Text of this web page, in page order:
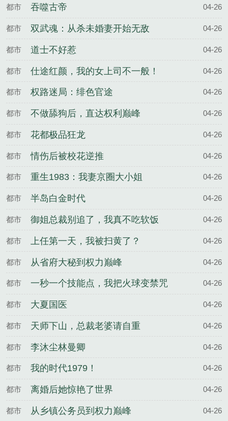
都市 吞噬古帝 04-26
都市 双武魂：从杀未婚妻开始无敌 04-26
都市 道士不好惹 04-26
都市 仕途红颜，我的女上司不一般！ 04-26
都市 权路迷局：绯色官途 04-26
都市 不做舔狗后，直达权利巅峰 04-26
都市 花都极品狂龙 04-26
都市 情伤后被校花逆推 04-26
都市 重生1983：我妻京圈大小姐 04-26
都市 半岛白金时代 04-26
都市 御姐总裁别追了，我真不吃软饭 04-26
都市 上任第一天，我被扫黄了？ 04-26
都市 从省府大秘到权力巅峰 04-26
都市 一秒一个技能点，我把火球变禁咒 04-26
都市 大夏国医 04-26
都市 天师下山，总裁老婆请自重 04-26
都市 李沐尘林曼卿 04-26
都市 我的时代1979！ 04-26
都市 离婚后她惊艳了世界 04-26
都市 从乡镇公务员到权力巅峰 04-26